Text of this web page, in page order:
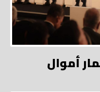
أموال